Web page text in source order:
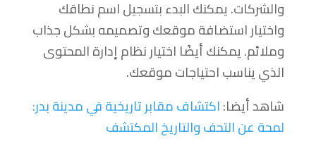
والشركات. يمكنك البدء بتسجيل اسم نطاقك
واختيار استضافة موقعك وتصميمه بشكل جذاب
وملائم. يمكنك أيضًا اختيار نظام إدارة المحتوى
الذي يناسب احتياجات موقعك.
شاهد أيضا:اكتشاف مقابر تاريخية في مدينة بدر:
لمحة عن التحف والتاريخ المكتشف